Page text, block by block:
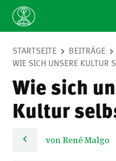
STARTSEITE BEITRÄGE
WIE SICH UNSERE KULTUR
Wie sich
Kultur
von René Malgo